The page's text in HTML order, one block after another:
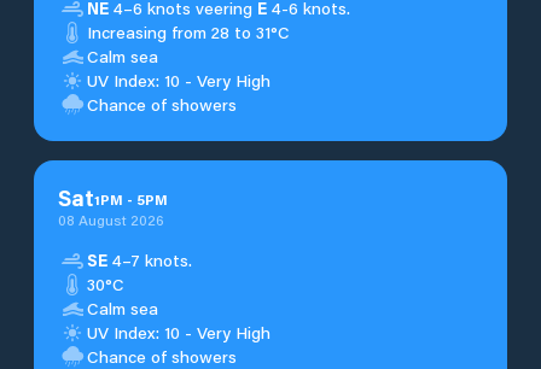
NE 4–6 knots veering E 4-6 knots.
Increasing from 28 to 31°C
Calm sea
UV Index: 10 - Very High
Chance of showers
Sat1PM - 5PM
08 August 2026
SE 4–7 knots.
30°C
Calm sea
UV Index: 10 - Very High
Chance of showers